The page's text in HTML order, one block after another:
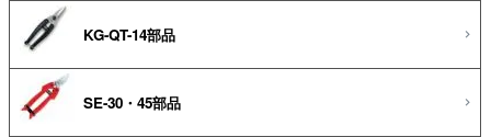
KG-QT-14部品
SE-30・45部品